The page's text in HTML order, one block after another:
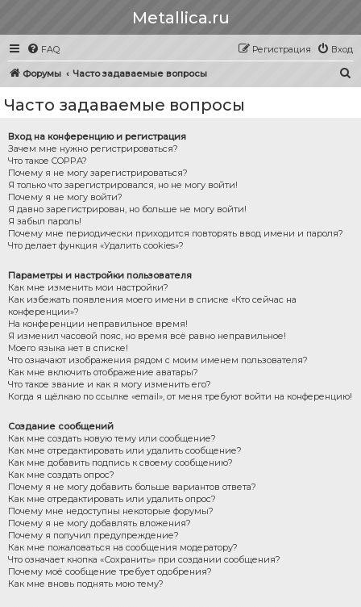
Metallica.ru
FAQ Вход
Регистрация
Форумы Часто задаваемые вопросы
Часто задаваемые вопросы
Вход на конференцию и регистрация
Зачем мне нужно регистрироваться?
Что такое COPPA?
Почему я не могу зарегистрироваться?
Я только что зарегистрировался, но не могу войти!
Почему я не могу войти?
Я давно зарегистрирован, но больше не могу войти!
Я забыл пароль!
Почему мне периодически приходится повторять ввод имени и пароля?
Что делает функция «Удалить cookies»?
Параметры и настройки пользователя
Как мне изменить мои настройки?
Как избежать появления моего имени в списке «Кто сейчас на
конференции»?
На конференции неправильное время!
Я изменил часовой пояс, но время всё равно неправильное!
Моего языка нет в списке!
Что означают изображения рядом с моим именем пользователя?
Как мне включить отображение аватары?
Что такое звание и как я могу изменить его?
Когда я щёлкаю по ссылке «email», от меня требуют войти на конференцию!
Создание сообщений
Как мне создать новую тему или сообщение?
Как мне отредактировать или удалить сообщение?
Как мне добавить подпись к своему сообщению?
Как мне создать опрос?
Почему я не могу добавить больше вариантов ответа?
Как мне отредактировать или удалить опрос?
Почему мне недоступны некоторые форумы?
Почему я не могу добавлять вложения?
Почему я получил предупреждение?
Как мне пожаловаться на сообщения модератору?
Что означает кнопка «Сохранить» при создании сообщения?
Почему моё сообщение требует одобрения?
Как мне вновь поднять мою тему?